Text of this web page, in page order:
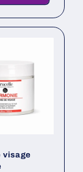
visage